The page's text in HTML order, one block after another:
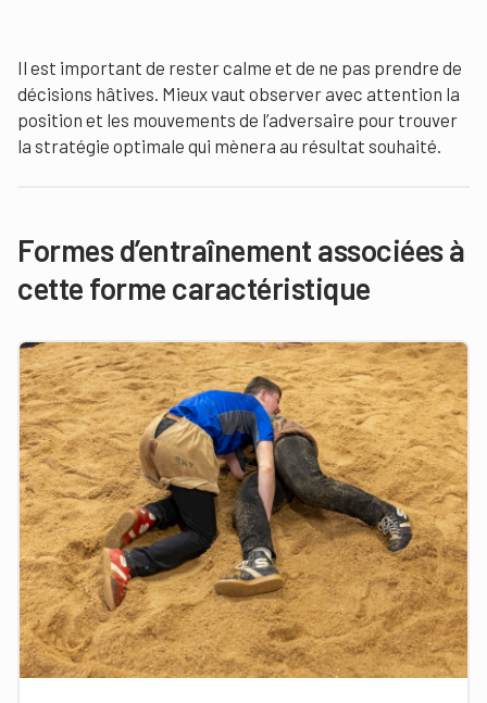
Il est important de rester calme et de ne pas prendre de
décisions hâtives. Mieux vaut observer avec attention la
position et les mouvements de l’adversaire pour trouver
la stratégie optimale qui mènera au résultat souhaité.
Formes d’entraînement associées à
cette forme caractéristique